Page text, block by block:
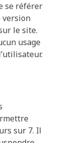
se référer
version
le site.
usage
sur 7. Il